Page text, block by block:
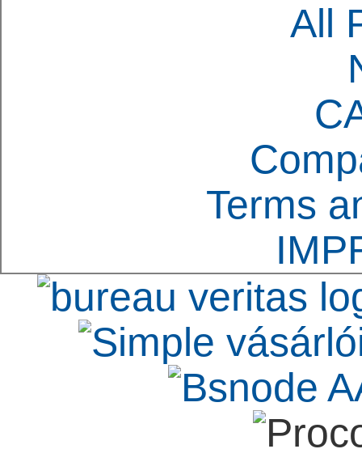
All
Terms